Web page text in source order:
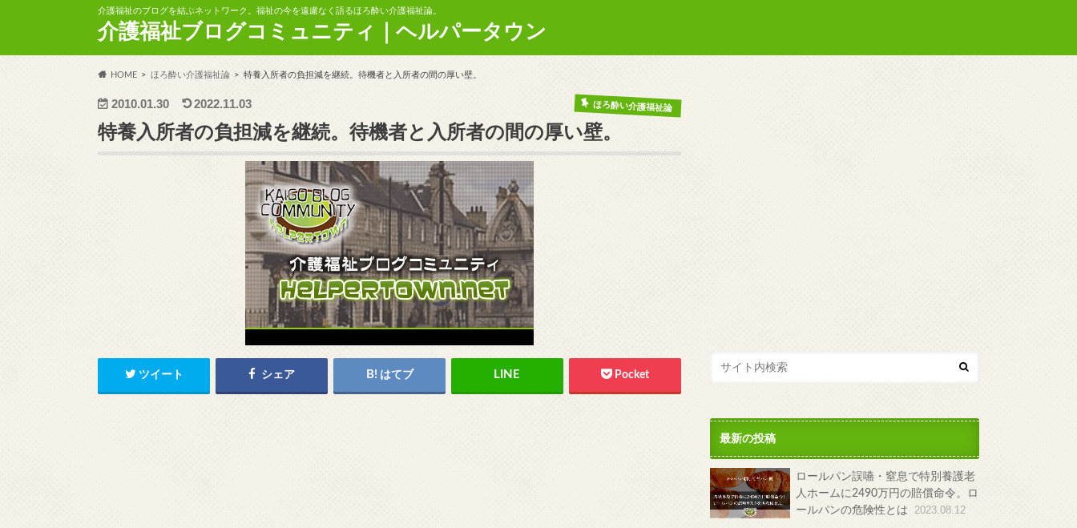
介護福祉のブログを結ぶネットワーク。福祉の今を遠慮なく語るほろ酔い介護福祉論。
介護福祉ブログコミュニティ｜ヘルパータウン
HOME ほろ酔い介護福祉論 特養入所者の負担減を継続。待機者と入所者の間の厚い壁。
2010.01.30 2022.11.03 ほろ酔い介護福祉論
特養入所者の負担減を継続。待機者と入所者の間の厚い壁。
ツイート シェア はてブ Pocket
最新の投稿
ロールパン誤嚥・窒息で特別養護老
人ホームに2490万円の賠償命令。ロ
ールパンの危険性とは
2023.08.12